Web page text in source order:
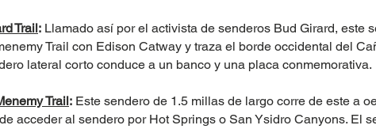
Trail: Llamado así por el activista de senderos Bud Girard, este
Trail con Edison Catway y traza el borde occidental del
lateral corto conduce a un banco y una placa conmemorativa.
Trail: Este sendero de 1.5 millas de largo corre de este a
acceder al sendero por Hot Springs o San Ysidro Canyons. El